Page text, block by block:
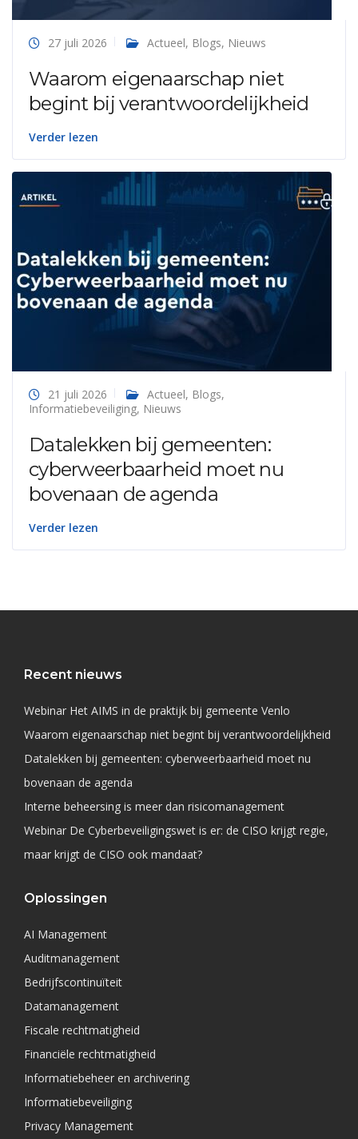
27 juli 2026 Actueel, Blogs, Nieuws
Waarom eigenaarschap niet
begint bij verantwoordelijkheid
Verder lezen
21 juli 2026 Actueel, Blogs,
Informatiebeveiliging, Nieuws
Datalekken bij gemeenten:
cyberweerbaarheid moet nu
bovenaan de agenda
Verder lezen
Recent nieuws
Webinar Het AIMS in de praktijk bij gemeente Venlo
Waarom eigenaarschap niet begint bij verantwoordelijkheid
Datalekken bij gemeenten: cyberweerbaarheid moet nu
bovenaan de agenda
Interne beheersing is meer dan risicomanagement
Webinar De Cyberbeveiligingswet is er: de CISO krijgt regie,
maar krijgt de CISO ook mandaat?
Oplossingen
AI Management
Auditmanagement
Bedrijfscontinuïteit
Datamanagement
Fiscale rechtmatigheid
Financiële rechtmatigheid
Informatiebeheer en archivering
Informatiebeveiliging
Privacy Management